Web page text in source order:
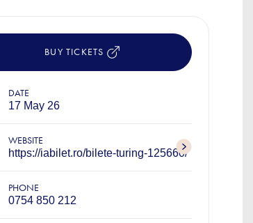
BUY TICKETS
DATE
17 May 26
WEBSITE
https://iabilet.ro/bilete-turing-125660/
PHONE
0754 850 212